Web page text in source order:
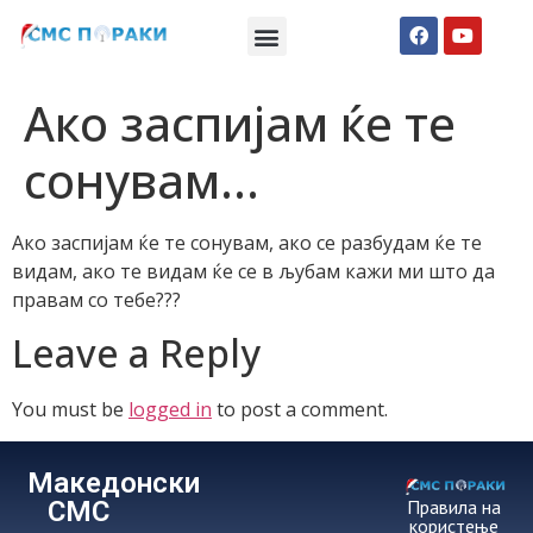
Ако заспијам ќе те
сонувам…
Ако заспијам ќе те сонувам, ако се разбудам ќе те
видам, ако те видам ќе се в љубам кажи ми што да
правам со тебе???
Leave a Reply
You must be logged in to post a comment.
Македонски
СМС
Правила на
користење